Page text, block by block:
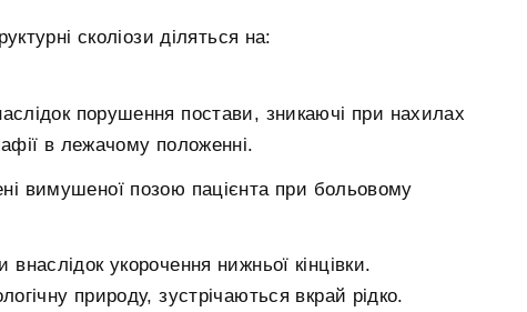
сколіози діляться на:
порушення постави, зникаючі при нахилах
в лежачому положенні.
вимушеної позою пацієнта при больовому
укорочення нижньої кінцівки.
природу, зустрічаються вкрай рідко.